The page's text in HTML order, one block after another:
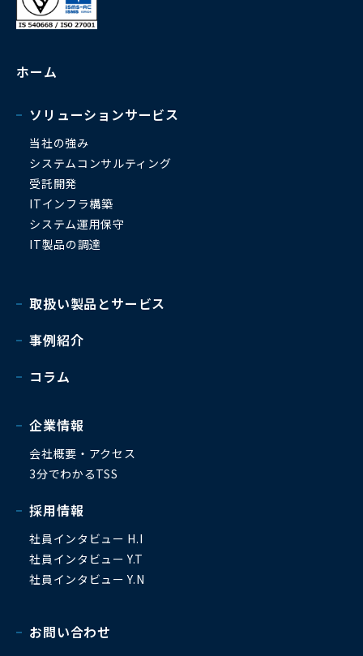
ホーム
ソリューションサービス
当社の強み
システムコンサルティング
受託開発
ITインフラ構築
システム運用保守
IT製品の調達
取扱い製品とサービス
事例紹介
コラム
企業情報
会社概要・アクセス
3分でわかるTSS
採用情報
社員インタビュー H.I
社員インタビュー Y.T
社員インタビュー Y.N
お問い合わせ